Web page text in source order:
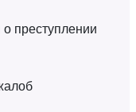
преступлении